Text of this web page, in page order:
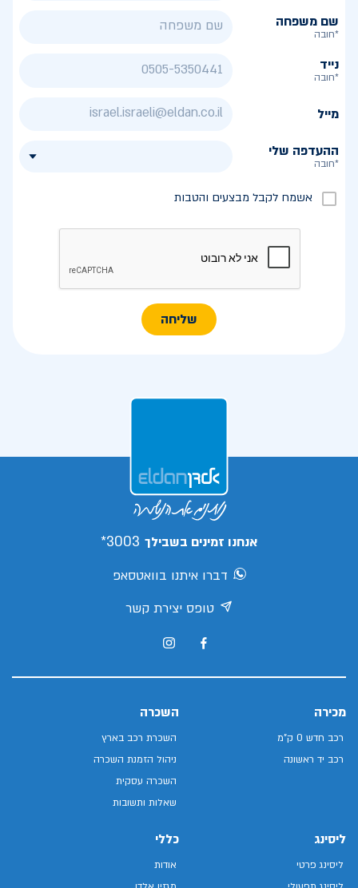
שם משפחה
*חובה
נייד
*חובה
מייל
ההעדפה שלי
*חובה
אשמח לקבל מבצעים והטבות
שליחה
אנחנו זמינים בשבילך 3003*
דברו איתנו בוואטסאפ
טופס יצירת קשר
מכירה
רכב חדש 0 ק"מ
רכב יד ראשונה
השכרה
השכרת רכב בארץ
ניהול הזמנת השכרה
השכרה עסקית
שאלות ותשובות
ליסינג
ליסינג פרטי
כללי
אודות